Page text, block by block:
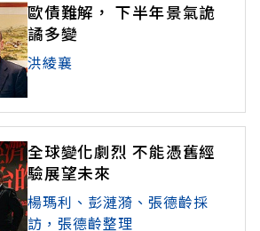
歐債難解， 下半年景氣詭
譎多變
洪綾襄
全球變化劇烈 不能憑舊經
驗展望未來
楊瑪利、彭漣漪、張德齡採
訪，張德齡整理